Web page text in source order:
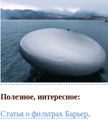
Полезное, интересное:
Статья о фильтрах Барьер.